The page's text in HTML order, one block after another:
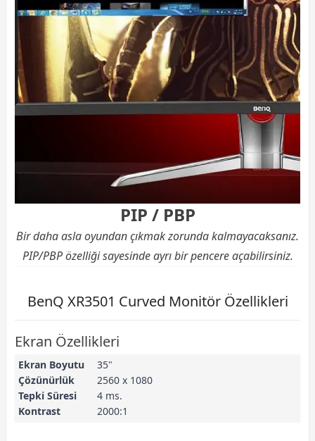
PIP / PBP
Bir daha asla oyundan çıkmak zorunda kalmayacaksanız.
PIP/PBP özelliği sayesinde ayrı bir pencere açabilirsiniz.
BenQ XR3501 Curved Monitör Özellikleri
Ekran Özellikleri
Ekran Boyutu
35"
Çözünürlük
2560 x 1080
Tepki Süresi
4 ms.
Kontrast
2000:1